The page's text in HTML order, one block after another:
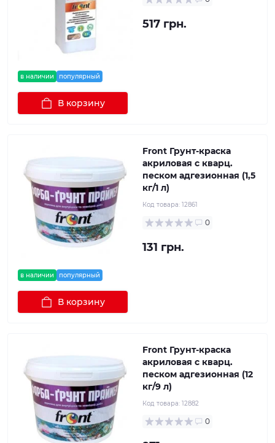
в наличии популярный
517 грн.
В корзину
в наличии популярный
Front Грунт-краска
акриловая с кварц.
песком адгезионная (1,5
кг/1 л)
Код товара: 12861
0
131 грн.
В корзину
Front Грунт-краска
акриловая с кварц.
песком адгезионная (12
кг/9 л)
Код товара: 12882
0